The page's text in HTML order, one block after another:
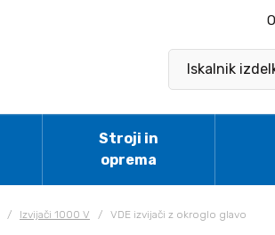
Stroji in
oprema
/ Izvijači 1000 V / VDE izvijači z okroglo glavo